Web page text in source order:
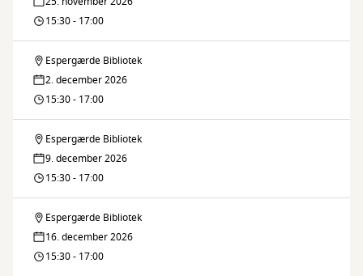
Language
Café
Sprogcafé
Danish
Language
Café
15:30 - 17:00
Dansk
Sprogcafé
Danish
Language
Café
Espergærde Bibliotek
2. december 2026
15:30 - 17:00
Dansk
Sprogcafé
Danish
Language
Espergærde Bibliotek
9. december 2026
15:30 - 17:00
Dansk
Sprogcafé
Espergærde Bibliotek
16. december 2026
15:30 - 17:00